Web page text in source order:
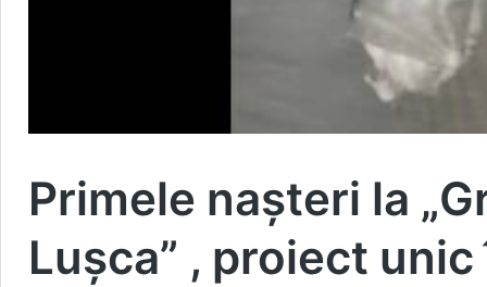
Primele nașteri la
Lușca” , proiect